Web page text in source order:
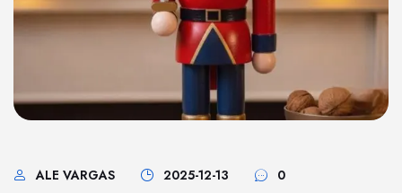
ALE VARGAS 2025-12-13 0